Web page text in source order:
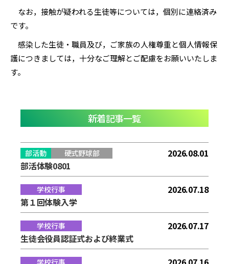
なお，接触が疑われる生徒等については，個別に連絡済み
です。
感染した生徒・職員及び，ご家族の人権尊重と個人情報保
護につきましては，十分なご理解とご配慮をお願いいたしま
す。
新着記事一覧
部活動 硬式野球部
2026.08.01
部活体験0801
学校行事
2026.07.18
第１回体験入学
学校行事
2026.07.17
生徒会役員認証式および終業式
学校行事